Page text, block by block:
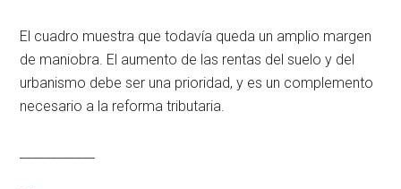
El cuadro muestra que todavía queda un amplio margen
de maniobra. El aumento de las rentas del suelo y del
urbanismo debe ser una prioridad, y es un complemento
necesario a la reforma tributaria.